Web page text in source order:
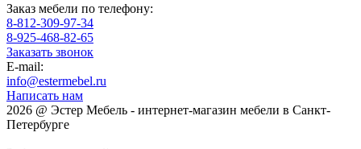
Заказ мебели по телефону:
8-812-309-97-34
8-925-468-82-65
Заказать звонок
E-mail:
info@estermebel.ru
Написать нам
2026 @ Эстер Мебель - интернет-магазин мебели в Санкт-
Петербурге